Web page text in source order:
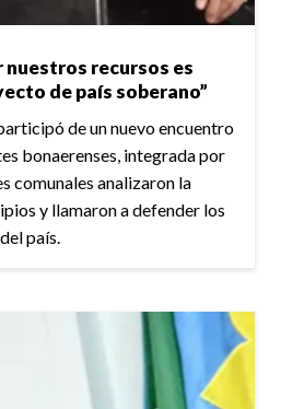
nuestros recursos es
de país soberano”
de un nuevo encuentro
bonaerenses, integrada por
comunales analizaron la
y llamaron a defender los
país.